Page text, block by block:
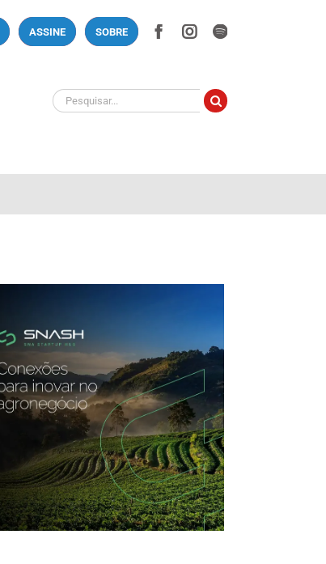
ASSINE SOBRE Facebook
Instagram
Spotify
Buscar
resultados